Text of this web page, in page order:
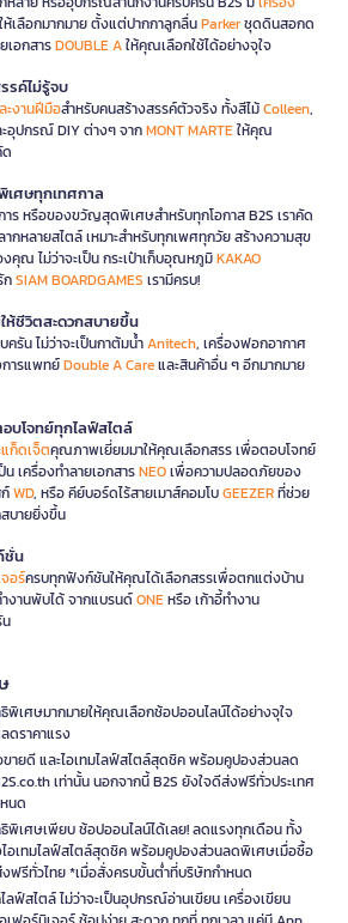
ให้เลือกมากมาย ตั้งแต่ปากกาลูกลื่นParkerชุดดินสอกด
เอกสารDOUBLE Aให้คุณเลือกใช้ได้อย่างจุใจ
รค์ไม่รู้จบ
ะงานฝีมือสำหรับคนสร้างสรรค์ตัวจริง ทั้งสีไม้Colleen,
อุปกรณ์ DIY ต่างๆ จากMONT MARTEให้คุณ
เศษทุกเทศกาล
ร หรือของขวัญสุดพิเศษสำหรับทุกโอกาส B2S เราคัด
ากหลายสไตล์ เหมาะสำหรับทุกเพศทุกวัย สร้างความสุข
คุณ ไม่ว่าจะเป็น กระเป๋าเก็บอุณหภูมิKAKAO
กSIAM BOARDGAMES เรามีครบ!
ห้ชีวิตสะดวกสบายขึ้น
ครัน ไม่ว่าจะเป็นกาต้มน้ำAnitech, เครื่องฟอกอากาศ
การแพทย์Double A Careและสินค้าอื่น ๆ อีกมากมาย
บโจทย์ทุกไลฟ์สไตล์
ก็ดเจ็ตคุณภาพเยี่ยมมาให้คุณเลือกสรร เพื่อตอบโจทย์
เครื่องทำลายเอกสารNEOเพื่อความปลอดภัยของ
WD, หรือ คีย์บอร์ดไร้สายเมาส์คอมโบGEEZERที่ช่วย
บายยิ่งขึ้น
ชั่น
อร์ครบทุกฟังก์ชันให้คุณได้เลือกสรรเพื่อตกแต่งบ้าน
ำงานพับได้ จากแบรนด์ONEหรือ เก้าอี้ทำงาน
พิเศษมากมายให้คุณเลือกช้อปออนไลน์ได้อย่างจุใจ
ดราคาแรง
ายดี และไอเทมไลฟ์สไตล์สุดชิค พร้อมคูปองส่วนลด
เท่านั้น นอกจากนี้ B2S ยังใจดีส่งฟรีทั่วประเทศ
นด
พิเศษเพียบ ช้อปออนไลน์ได้เลย! ลดแรงทุกเดือน ทั้ง
อเทมไลฟ์สไตล์สุดชิค พร้อมคูปองส่วนลดพิเศษเมื่อซื้อ
งฟรีทั่วไทย *เมื่อสั่งครบขั้นต่ำที่บริษัทกำหนด
ฟ์สไตล์ ไม่ว่าจะเป็นอุปกรณ์อ่านเขียน เครื่องเขียน